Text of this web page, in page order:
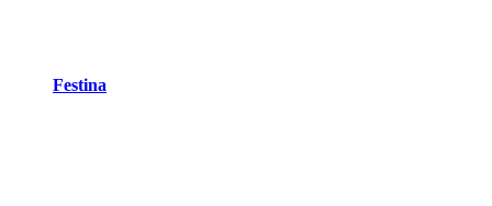
Festina